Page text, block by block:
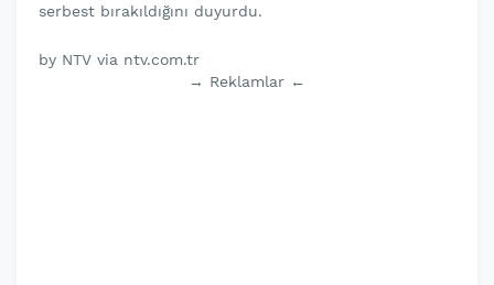
serbest bırakıldığını duyurdu.
by NTV via ntv.com.tr
→ Reklamlar ←